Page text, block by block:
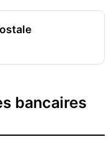
bancaires